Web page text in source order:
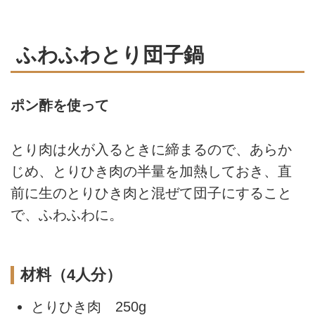
ふわふわとり団子鍋
ポン酢を使って
とり肉は火が入るときに締まるので、あらか
じめ、とりひき肉の半量を加熱しておき、直
前に生のとりひき肉と混ぜて団子にすること
で、ふわふわに。
材料（4人分）
とりひき肉 250g